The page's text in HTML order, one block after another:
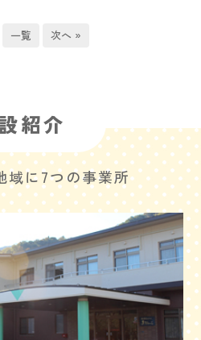
一覧 次へ »
紹介
域に7つの事業所